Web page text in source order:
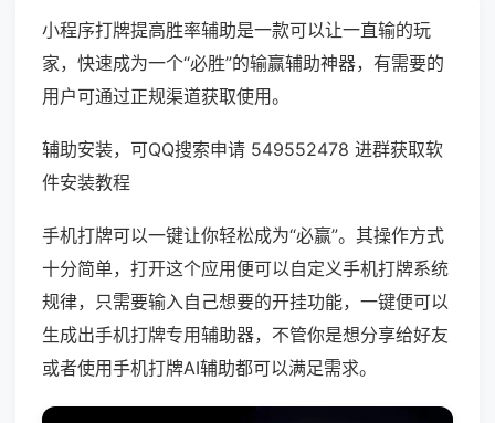
小程序打牌提高胜率辅助是一款可以让一直输的玩
家，快速成为一个“必胜”的输赢辅助神器，有需要的
用户可通过正规渠道获取使用。
辅助安装，可QQ搜索申请 549552478 进群获取软
件安装教程
手机打牌可以一键让你轻松成为“必赢”。其操作方式
十分简单，打开这个应用便可以自定义手机打牌系统
规律，只需要输入自己想要的开挂功能，一键便可以
生成出手机打牌专用辅助器，不管你是想分享给好友
或者使用手机打牌AI辅助都可以满足需求。